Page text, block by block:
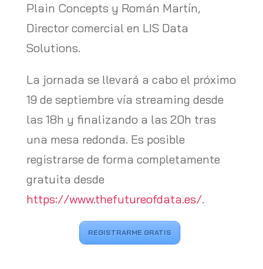
Plain Concepts y Román Martín,
Director comercial en LIS Data
Solutions.
La jornada se llevará a cabo el próximo
19 de septiembre vía streaming desde
las 18h y finalizando a las 20h tras
una mesa redonda. Es posible
registrarse de forma completamente
gratuita desde
https://www.thefutureofdata.es/.
REGISTRARME GRATIS